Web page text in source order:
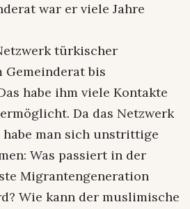
war er viele Jahre
türkischer
Gemeinderat bis
habe ihm viele Kontakte
Da das Netzwerk
man sich unstrittige
Was passiert in der
Migrantengeneration
Wie kann der muslimische